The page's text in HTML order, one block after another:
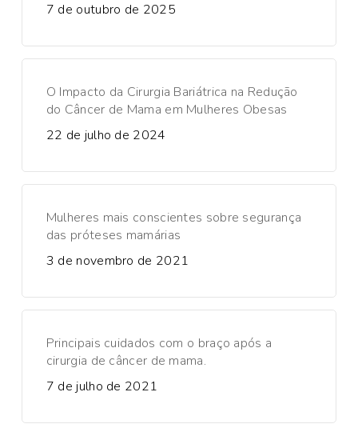
7 de outubro de 2025
O Impacto da Cirurgia Bariátrica na Redução
do Câncer de Mama em Mulheres Obesas
22 de julho de 2024
Mulheres mais conscientes sobre segurança
das próteses mamárias
3 de novembro de 2021
Principais cuidados com o braço após a
cirurgia de câncer de mama.
7 de julho de 2021